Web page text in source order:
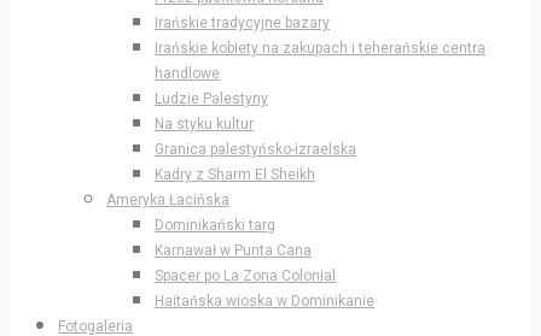
Irańskie tradycyjne bazary
Irańskie kobiety na zakupach i teherańskie centra
handlowe
Ludzie Palestyny
Na styku kultur
Granica palestyńsko-izraelska
Kadry z Sharm El Sheikh
Ameryka Łacińska
Dominikański targ
Karnawał w Punta Cana
Spacer po La Zona Colonial
Haitańska wioska w Dominikanie
Fotogaleria